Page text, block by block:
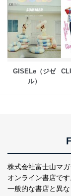
供先企業
委託・提
が、これら
委託
トカー
告配信
店など
販売
の通知を求
す。ただし
利用目的の通
は、本人に遅
説明させてい
①利用目的を
GISELe（ジゼ
ル）
株式会社富士山マガ
オンライン書店です
一般的な書店と異な